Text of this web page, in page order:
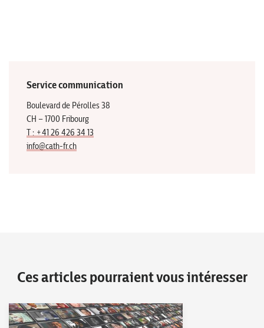
Service communication
Boulevard de Pérolles 38
CH – 1700 Fribourg
T : +41 26 426 34 13
info@cath-fr.ch
Ces articles pourraient vous intéresser